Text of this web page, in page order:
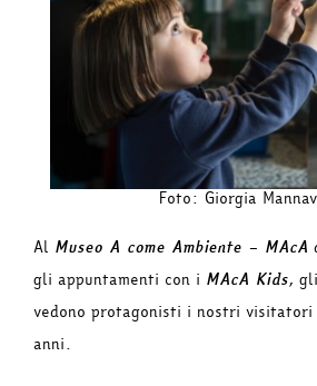
Foto: Giorgia
Al Museo A come Ambiente – MAcA
gli appuntamenti con i MAcA Kids,
vedono protagonisti i nostri
anni.